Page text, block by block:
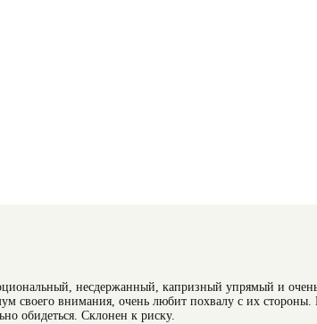
несдержанный, капризный упрямый и
своего внимания, очень любит похвалу с их стороны.
обидеться. Склонен к риску.